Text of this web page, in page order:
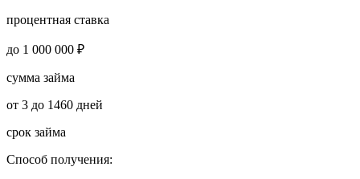
процентная ставка
до 1 000 000 ₽
сумма займа
от 3 до 1460 дней
срок займа
Способ получения: